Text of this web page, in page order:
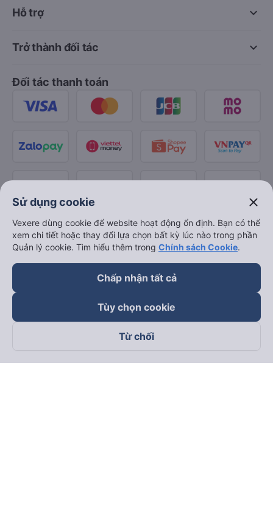
keyboard_arrow_down
Hỗ trợ
keyboard_arrow_down
Trở thành đối tác
Đối tác thanh toán
Theo dõi chúng tôi trên
Sử dụng cookie close
Vexere dùng cookie để website hoạt động ổn định. Bạn có thể
xem chi tiết hoặc thay đổi lựa chọn bất kỳ lúc nào trong phần
Quản lý cookie. Tìm hiểu thêm trong Chính sách Cookie.
Chấp nhận tất cả
Tùy chọn cookie
Từ chối